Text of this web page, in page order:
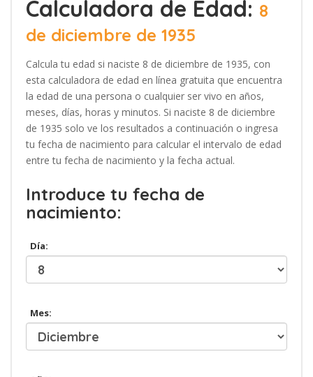
Calculadora de Edad: 8
de diciembre de 1935
Calcula tu edad si naciste 8 de diciembre de 1935, con
esta calculadora de edad en línea gratuita que encuentra
la edad de una persona o cualquier ser vivo en años,
meses, días, horas y minutos. Si naciste 8 de diciembre
de 1935 solo ve los resultados a continuación o ingresa
tu fecha de nacimiento para calcular el intervalo de edad
entre tu fecha de nacimiento y la fecha actual.
Introduce tu fecha de
nacimiento:
Día:
Mes: